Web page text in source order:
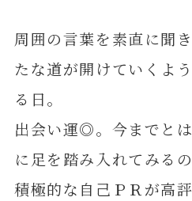
周囲の言葉を素直に聞
たな道が開けていくよ
る日。
出会い運◎。今までと
に足を踏み入れてみるの
積極的な自己ＰＲが高